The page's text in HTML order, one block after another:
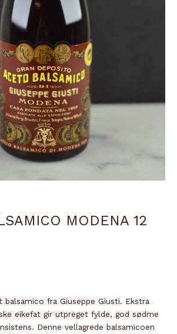
MODENA 12
balsamico fra Giuseppe Giusti. Ekstra
eikefat gir utpreget fylde, god sødme
Denne vellagrede balsamicoen